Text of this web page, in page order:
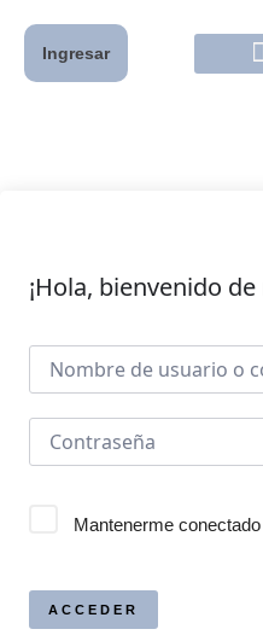
Ingresar
¡Hola, bienvenido
Mantenerme conectado
ACCEDER